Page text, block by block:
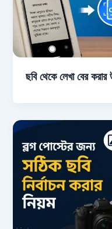
ছবি থেকে লেখা বের